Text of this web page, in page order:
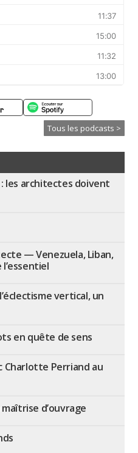
Tous les podcasts >
les architectes doivent
— Venezuela, Liban,
vertical, un
en quête de sens
Charlotte Perriand au
d’ouvrage